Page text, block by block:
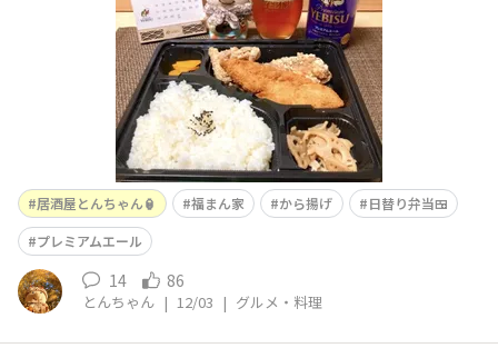
居酒屋とんちゃん🏮 福まん家 から揚げ
日替り弁当🍱
プレミアムエール
14 86
とんちゃん | 12/03 | グルメ・料理